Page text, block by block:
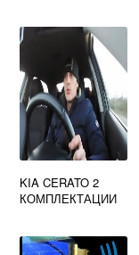
KIA CERATO 2
КОМПЛЕКТАЦИИ